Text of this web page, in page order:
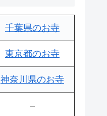
千葉県のお寺
東京都のお寺
神奈川県のお寺
–